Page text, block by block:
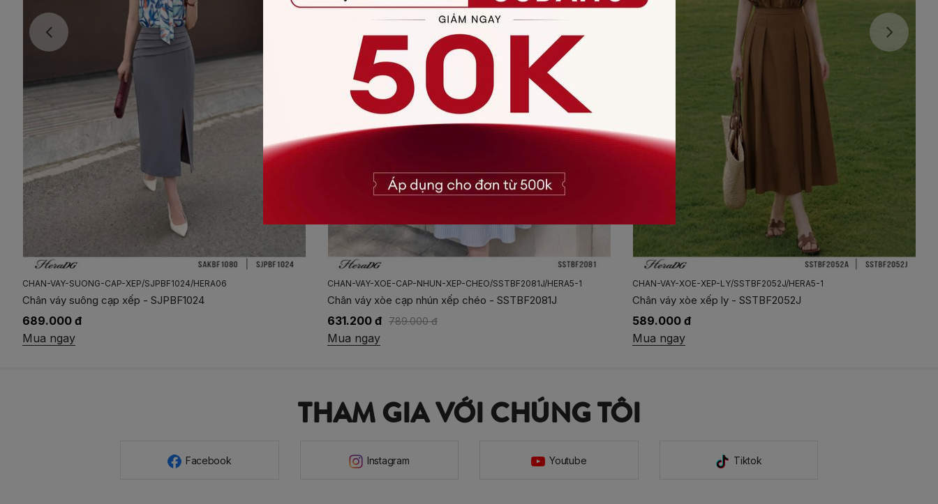
CHAN-VAY-SUONG-CAP-XEP/SJPBF1024/HERA06
Chân váy suông cạp xếp - SJPBF1024
689.000 đ
Mua ngay
CHAN-VAY-XOE-CAP-NHUN-XEP-CHEO/SSTBF2081J/HERA5-1
Chân váy xòe cạp nhún xếp chéo - SSTBF2081J
631.200 đ 789.000 đ
Mua ngay
CHAN-VAY-XOE-XEP-LY/SSTBF2052J/HERA5-1
Chân váy xòe xếp ly - SSTBF2052J
589.000 đ
Mua ngay
THAM GIA VỚI CHÚNG TÔI
Facebook Instagram Youtube Tiktok